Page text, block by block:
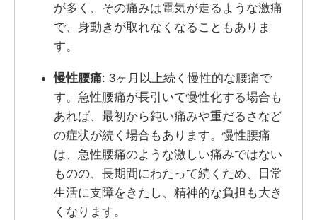
が多く、その痛みは電気が走るような激痛
で、身動きが取れなくなることもありま
す。
慢性腰痛: 3ヶ月以上続く慢性的な腰痛で
す。急性腰痛が長引いて慢性化する場合も
あれば、最初から鈍い痛みや重だるさなど
の症状が続く場合もあります。慢性腰痛
は、急性腰痛のような激しい痛みではない
ものの、長期間にわたって続くため、日常
生活に支障をきたし、精神的な負担も大き
くなります。